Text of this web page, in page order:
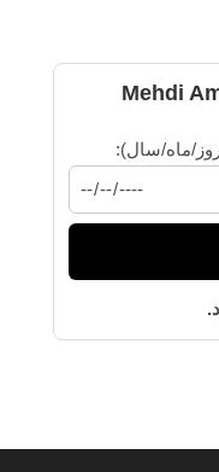
Mehdi
روز/ماه/سال):